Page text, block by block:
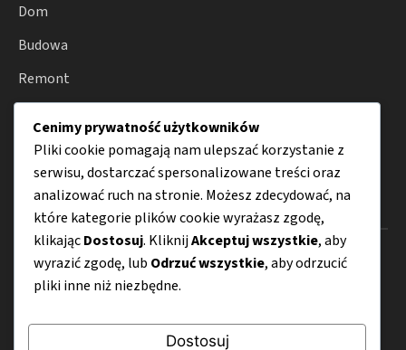
Dom
Budowa
Remont
Porady
O nas
Kontakt
Mapa strony
Cenimy prywatność użytkowników
Pliki cookie pomagają nam ulepszać korzystanie z
serwisu, dostarczać spersonalizowane treści oraz
analizować ruch na stronie. Możesz zdecydować, na
które kategorie plików cookie wyrażasz zgodę,
klikającDostosuj. KliknijAkceptuj wszystkie, aby
wyrazić zgodę, lub Odrzuć wszystkie, aby odrzucić
pliki inne niż niezbędne.
Dostosuj